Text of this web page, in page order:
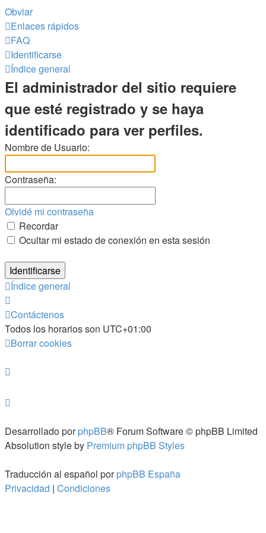
Obviar
Enlaces rápidos
FAQ
Identificarse
Índice general
El administrador del sitio requiere
que esté registrado y se haya
identificado para ver perfiles.
Nombre de Usuario:
Contraseña:
Olvidé mi contraseña
Recordar
Ocultar mi estado de conexión en esta sesión
Índice general
Contáctenos
Todos los horarios son UTC+01:00
Borrar cookies
Desarrollado porphpBB® Forum Software © phpBB Limited
Absolution style by Premium phpBB Styles
Traducción al español porphpBB España
Privacidad | Condiciones